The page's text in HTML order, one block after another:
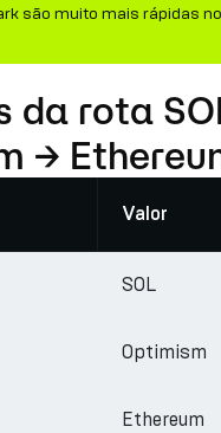
são muito mais rápidas
da rota
→
Valor
SOL
Optimism
Ethereum